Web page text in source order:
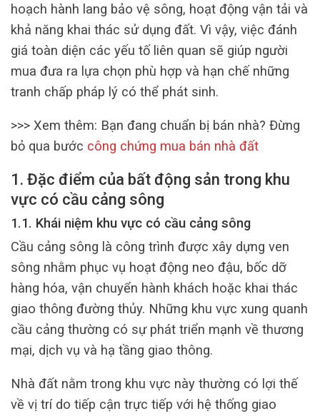
hoạch hành lang bảo vệ sông, hoạt động vận tải và
khả năng khai thác sử dụng đất. Vì vậy, việc đánh
giá toàn diện các yếu tố liên quan sẽ giúp người
mua đưa ra lựa chọn phù hợp và hạn chế những
tranh chấp pháp lý có thể phát sinh.
>>> Xem thêm: Bạn đang chuẩn bị bán nhà? Đừng
bỏ qua bước công chứng mua bán nhà đất
1. Đặc điểm của bất động sản trong khu
vực có cầu cảng sông
1.1. Khái niệm khu vực có cầu cảng sông
Cầu cảng sông là công trình được xây dựng ven
sông nhằm phục vụ hoạt động neo đậu, bốc dỡ
hàng hóa, vận chuyển hành khách hoặc khai thác
giao thông đường thủy. Những khu vực xung quanh
cầu cảng thường có sự phát triển mạnh về thương
mại, dịch vụ và hạ tầng giao thông.
Nhà đất nằm trong khu vực này thường có lợi thế
về vị trí do tiếp cận trực tiếp với hệ thống giao